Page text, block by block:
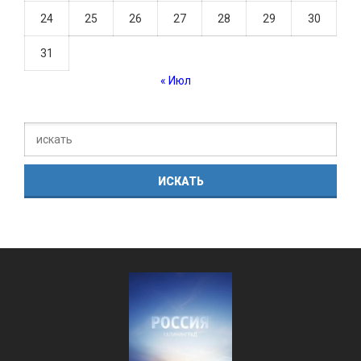
24 25 26 27 28 29 30
31
« Июл